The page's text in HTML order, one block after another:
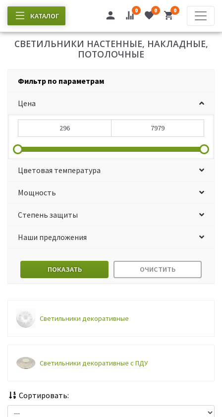
КАТАЛОГ
0 0 0
СВЕТИЛЬНИКИ НАСТЕННЫЕ, НАКЛАДНЫЕ,
ПОТОЛОЧНЫЕ
Фильтр по параметрам
Цена
Цветовая температура
Мощность
Степень защиты
Наши предложения
ПОКАЗАТЬ ОЧИСТИТЬ
Светильники декоративные
Светильники декоративные с ПДУ
Сортировать: